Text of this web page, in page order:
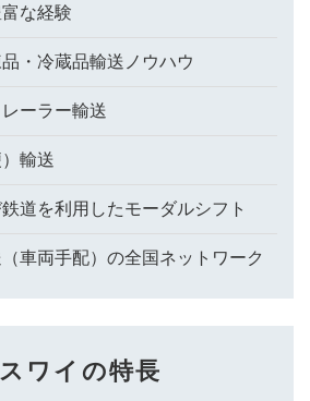
な経験
・冷蔵品輸送ノウハウ
ーラー輸送
輸送
道を利用したモーダルシフト
車両手配）の全国ネットワーク
ワイの特長